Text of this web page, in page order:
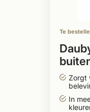
Te
Zorgt
In